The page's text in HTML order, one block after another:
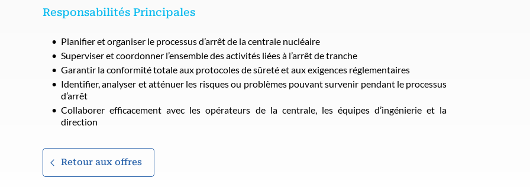
Responsabilités Principales
Planifier et organiser le processus d’arrêt de la centrale nucléaire
Superviser et coordonner l’ensemble des activités liées à l’arrêt de tranche
Garantir la conformité totale aux protocoles de sûreté et aux exigences réglementaires
Identifier, analyser et atténuer les risques ou problèmes pouvant survenir pendant le processus
d’arrêt
Collaborer efficacement avec les opérateurs de la centrale, les équipes d’ingénierie et la
direction
Retour aux offres